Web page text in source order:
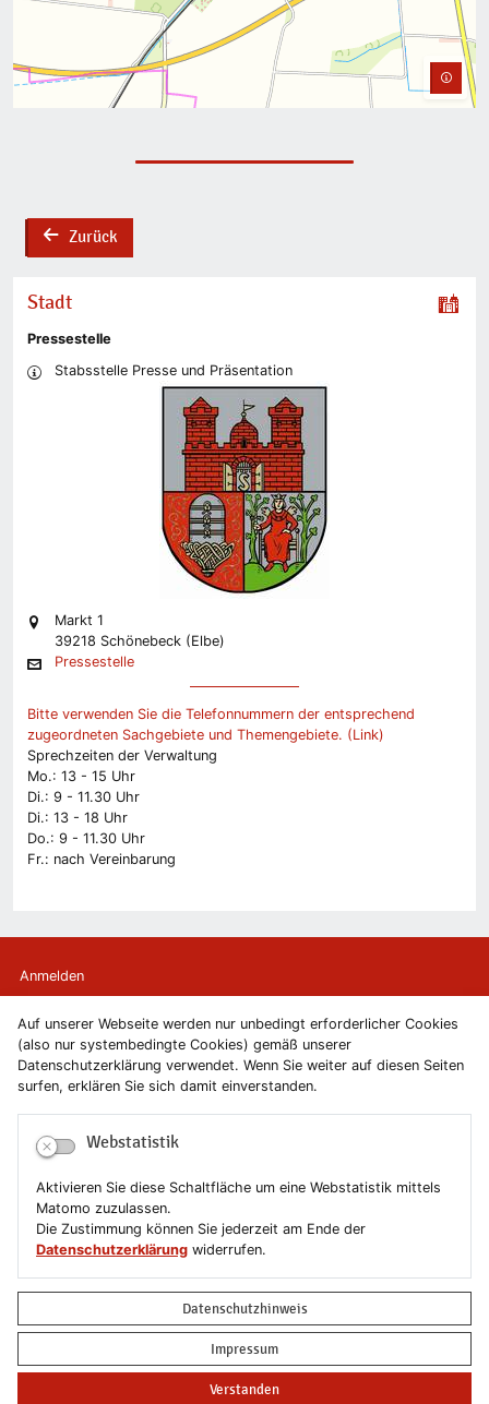
Auf unserer Webseite werden nur unbedingt erforderlicher Cookies
(also nur systembedingte Cookies) gemäß unserer
Datenschutzerklärung verwendet. Wenn Sie weiter auf diesen Seiten
surfen, erklären Sie sich damit einverstanden.
Webstatistik
Aktivieren Sie diese Schaltfläche um eine Webstatistik mittels
Matomo zuzulassen.
Die Zustimmung können Sie jederzeit am Ende der
Datenschutzerklärung widerrufen.
Datenschutzhinweis
Impressum
Verstanden
backZurück
Stadt
Pressestelle
Stabsstelle Presse und Präsentation
Markt 1
39218 Schönebeck (Elbe)
Pressestelle
Bitte verwenden Sie die Telefonnummern der entsprechend
zugeordneten Sachgebiete und Themengebiete. (Link)
Sprechzeiten der Verwaltung
Mo.: 13 - 15 Uhr
Di.: 9 - 11.30 Uhr
Di.: 13 - 18 Uhr
Do.: 9 - 11.30 Uhr
Fr.: nach Vereinbarung
Anmelden
Kontakt
Newsletter
Datenschutzerklärung
Sitemap